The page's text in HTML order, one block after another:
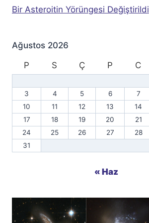
Bir Asteroitin Yörüngesi Değiştirildi
Ağustos 2026
P
S Ç P C
3
4 5 6 7
10
11 12 13 14
17
18 19 20 21
24
25 26 27 28
31
« Haz